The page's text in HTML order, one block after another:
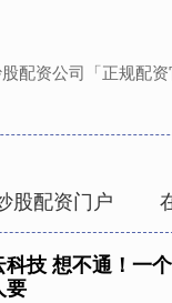
配资公司「正规配
股配资门户
科技 想不通！一
要